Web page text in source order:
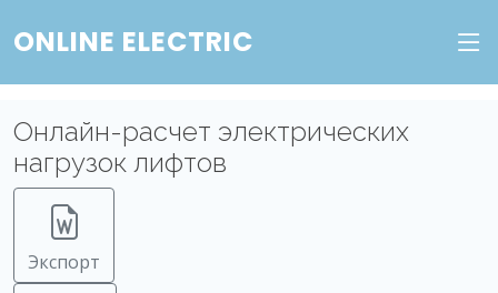
ONLINE ELECTRIC
Онлайн-расчет электрических
нагрузок лифтов
Экспорт